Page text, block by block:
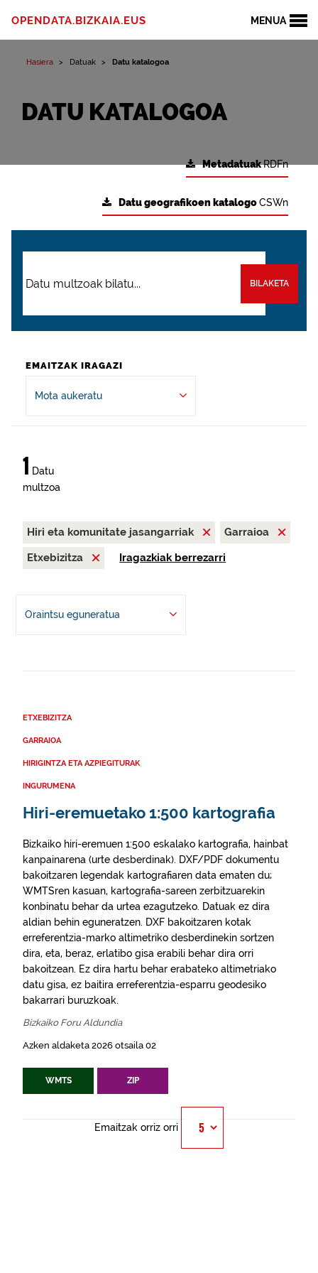
MENUA
OPENDATA.BIZKAIA.EUS
Hasiera Datuak Datu katalogoa
DATU KATALOGOA
MetadatuakRDFn
Datu geografikoen katalogoCSWn
BILAKETA
EMAITZAK IRAGAZI
Mota aukeratu
1 Datu
multzoa
Hiri eta komunitate jasangarriak
Garraioa
Etxebizitza
Iragazkiak berrezarri
Oraintsu eguneratua
ETXEBIZITZA
GARRAIOA
HIRIGINTZA ETA AZPIEGITURAK
INGURUMENA
Hiri-eremuetako 1:500 kartografia
Bizkaiko hiri-eremuen 1:500 eskalako kartografia, hainbat
kanpainarena (urte desberdinak). DXF/PDF dokumentu
bakoitzaren legendak kartografiaren data ematen du;
WMTSren kasuan, kartografia-sareen zerbitzuarekin
konbinatu behar da urtea ezagutzeko. Datuak ez dira
aldian behin eguneratzen. DXF bakoitzaren kotak
erreferentzia-marko altimetriko desberdinekin sortzen
dira, eta, beraz, erlatibo gisa erabili behar dira orri
bakoitzean. Ez dira hartu behar erabateko altimetriako
datu gisa, ez baitira erreferentzia-esparru geodesiko
bakarrari buruzkoak.
Bizkaiko Foru Aldundia
Azken aldaketa 2026 otsaila 02
WMTS ZIP
Emaitzak orriz orri